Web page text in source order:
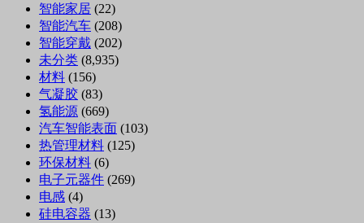
智能家居 (22)
智能汽车 (208)
智能穿戴 (202)
未分类 (8,935)
材料 (156)
气凝胶 (83)
氢能源 (669)
汽车智能表面 (103)
热管理材料 (125)
环保材料 (6)
电子元器件 (269)
电感 (4)
硅电容器 (13)